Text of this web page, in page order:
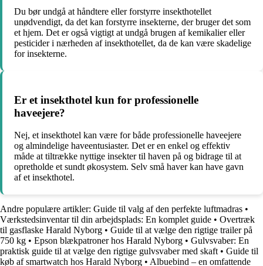
Du bør undgå at håndtere eller forstyrre insekthotellet
unødvendigt, da det kan forstyrre insekterne, der bruger det som
et hjem. Det er også vigtigt at undgå brugen af kemikalier eller
pesticider i nærheden af insekthotellet, da de kan være skadelige
for insekterne.
Er et insekthotel kun for professionelle
haveejere?
Nej, et insekthotel kan være for både professionelle haveejere
og almindelige haveentusiaster. Det er en enkel og effektiv
måde at tiltrække nyttige insekter til haven på og bidrage til at
opretholde et sundt økosystem. Selv små haver kan have gavn
af et insekthotel.
Andre populære artikler: Guide til valg af den perfekte luftmadras •
Værkstedsinventar til din arbejdsplads: En komplet guide • Overtræk
til gasflaske Harald Nyborg • Guide til at vælge den rigtige trailer på
750 kg • Epson blækpatroner hos Harald Nyborg • Gulvsvaber: En
praktisk guide til at vælge den rigtige gulvsvaber med skaft • Guide til
køb af smartwatch hos Harald Nyborg • Albuebind – en omfattende